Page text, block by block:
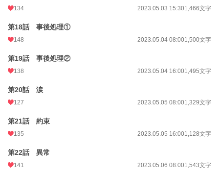
134 2023.05.03 15:301,466文字
第18話 事後処理①
148 2023.05.04 08:001,500文字
第19話 事後処理②
138 2023.05.04 16:001,495文字
第20話 涙
127 2023.05.05 08:001,329文字
第21話 約束
135 2023.05.05 16:001,128文字
第22話 異常
141 2023.05.06 08:001,543文字